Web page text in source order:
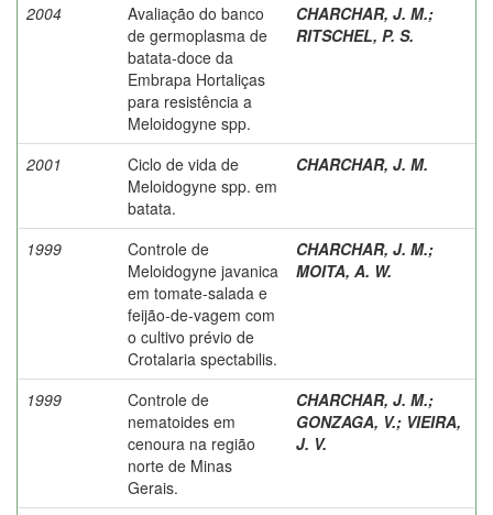
2004
Avaliação do banco
de germoplasma de
batata-doce da
Embrapa Hortaliças
para resistência a
Meloidogyne spp.
CHARCHAR, J. M.;
RITSCHEL, P. S.
2001
Ciclo de vida de
Meloidogyne spp. em
batata.
CHARCHAR, J. M.
1999
Controle de
Meloidogyne javanica
em tomate-salada e
feijão-de-vagem com
o cultivo prévio de
Crotalaria spectabilis.
CHARCHAR, J. M.;
MOITA, A. W.
1999
Controle de
nematoides em
cenoura na região
norte de Minas
Gerais.
CHARCHAR, J. M.;
GONZAGA, V.; VIEIRA,
J. V.